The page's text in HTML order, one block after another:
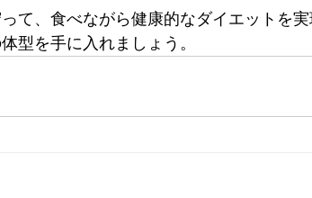
て、食べながら健康的なダイエットを
型を手に入れましょう。